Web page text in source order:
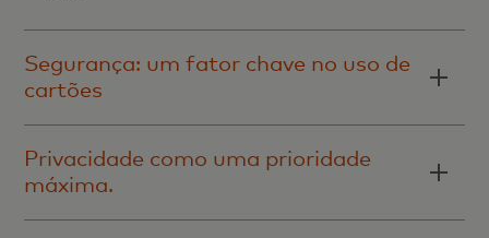
Segurança: um fator chave no uso de
cartões
Privacidade como uma prioridade
máxima.